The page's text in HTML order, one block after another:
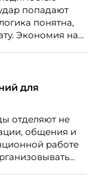
попадают
понятна,
Экономия на
для
отделяют не
общения и
работе